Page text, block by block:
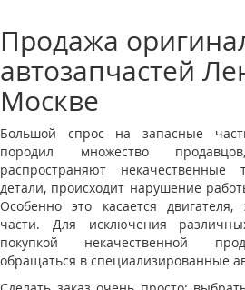
Продажа
автозапчастей
Москве
Большой спрос на запасные
породил множество
распространяют
детали, происходит нарушение
Особенно это касается двигателя,
части. Для исключения
покупкой некачественной
обращаться в специализированные